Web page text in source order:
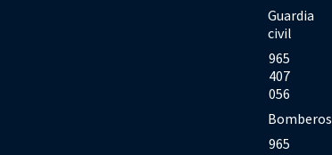
Guardia
civil
965
407
056
Bomberos
965